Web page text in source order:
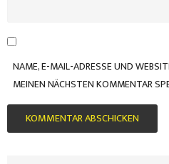
NAME, E-MAIL-ADRESSE UND
MEINEN NÄCHSTEN KOMMENTAR